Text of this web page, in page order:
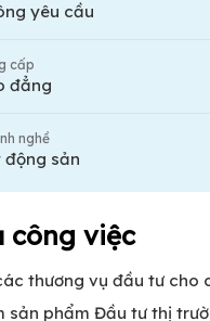
yêu cầu
cấp
đẳng
nghề
động sản
công việc
thương vụ đầu tư
sản phẩm Đầu tư thị